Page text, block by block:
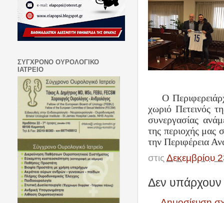
Ο
χωριό Πετεινός
συνεργασίας
της περιοχής μας
την Περιφέρεια
στις Δεκεμβρίου
Δεν υπάρχουν
ΣΥΓΧΡΟΝΟ ΟΥΡΟΛΟΓΙΚΟ
ΙΑΤΡΕΙΟ